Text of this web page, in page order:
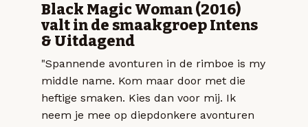
Black Magic Woman (2016)
valt in de smaakgroep Intens
& Uitdagend
"Spannende avonturen in de rimboe is my
middle name. Kom maar door met die
heftige smaken. Kies dan voor mij. Ik
neem je mee op diepdonkere avonturen